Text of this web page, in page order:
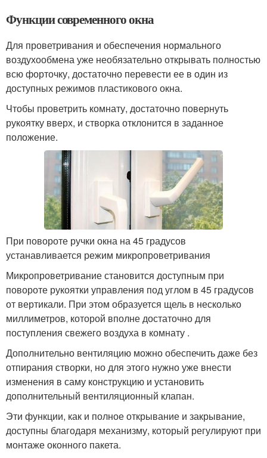
Функции современного окна
Для проветривания и обеспечения нормального
воздухообмена уже необязательно открывать полностью
всю форточку, достаточно перевести ее в один из
доступных режимов пластикового окна.
Чтобы проветрить комнату, достаточно повернуть
рукоятку вверх, и створка отклонится в заданное
положение.
При повороте ручки окна на 45 градусов
устанавливается режим микропроветривания
Микропроветривание становится доступным при
повороте рукоятки управления под углом в 45 градусов
от вертикали. При этом образуется щель в несколько
миллиметров, которой вполне достаточно для
поступления свежего воздуха в комнату .
Дополнительно вентиляцию можно обеспечить даже без
отпирания створки, но для этого нужно уже внести
изменения в саму конструкцию и установить
дополнительный вентиляционный клапан.
Эти функции, как и полное открывание и закрывание,
доступны благодаря механизму, который регулируют при
монтаже оконного пакета.